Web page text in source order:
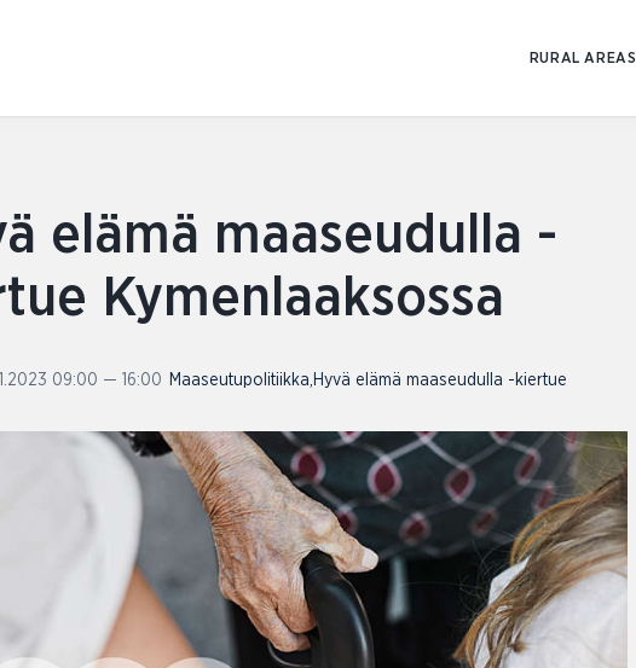
RURAL AREAS
elämä maaseudulla -
Kymenlaaksossa
09:00 — 16:00 Maaseutupolitiikka, Hyvä elämä maaseudulla -kiertue